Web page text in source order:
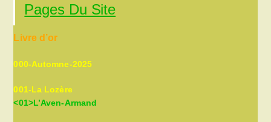
Pages Du Site
Livre d’or
000-Automne-2025
001-La Lozère
<01>L’Aven-Armand